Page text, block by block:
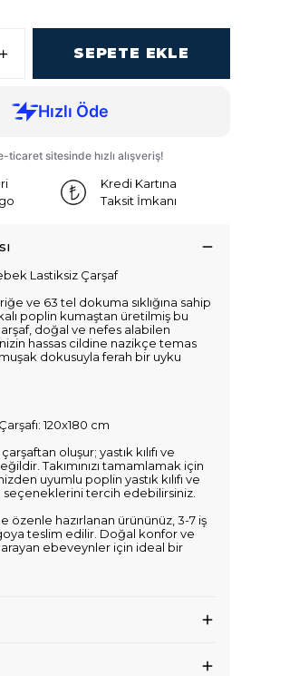
SEPETE EKLE
Kredi Kartına
Taksit İmkanı
Lastiksiz Çarşaf
ve 63 tel dokuma sıklığına sahip
poplin kumaştan üretilmiş bu
doğal ve nefes alabilen
hassas cildine nazikçe temas
dokusuyla ferah bir uyku
120x180 cm
oluşur; yastık kılıfı ve
Takımınızı tamamlamak için
uyumlu poplin yastık kılıfı ve
tercih edebilirsiniz.
özenle hazırlanan ürününüz, 3-7 iş
teslim edilir. Doğal konfor ve
arayan ebeveynler için ideal bir